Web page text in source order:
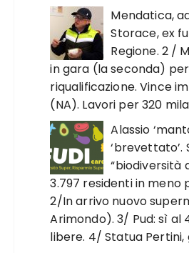
Mendatica,
Storace, ex
Regione. 2 /
in gara (la seconda)
riqualificazione. Vince
(NA). Lavori per 320
Alassio
‘brevettato’.
“biodiversità
3.797 residenti in meno
2/In arrivo nuovo
Arimondo). 3/ Pud: sì al
libere. 4/ Statua Pertini,